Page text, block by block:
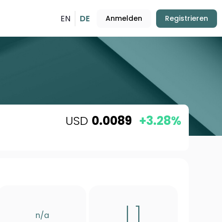
EN DE Anmelden Registrieren
USD 0.0089 +3.28%
n/a L1